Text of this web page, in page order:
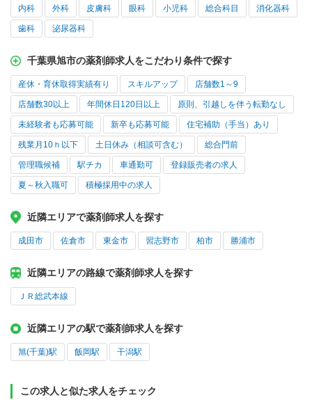
内科 外科 皮膚科 眼科 小児科 総合科目 消化器科
歯科 泌尿器科
千葉県旭市の薬剤師求人をこだわり条件で探す
産休・育休取得実績有り スキルアップ 店舗数1～9
店舗数30以上 年間休日120日以上 原則、引越しを伴う転勤なし
未経験者も応募可能 新卒も応募可能 住宅補助（手当）あり
残業月10ｈ以下 土日休み（相談可含む） 総合門前
管理職候補 駅チカ 車通勤可 登録販売者の求人
夏～秋入職可 積極採用中の求人
近隣エリアで薬剤師求人を探す
成田市 佐倉市 東金市 習志野市 柏市 勝浦市
近隣エリアの路線で薬剤師求人を探す
ＪＲ総武本線
近隣エリアの駅で薬剤師求人を探す
旭(千葉)駅 飯岡駅 干潟駅
この求人と似た求人をチェック